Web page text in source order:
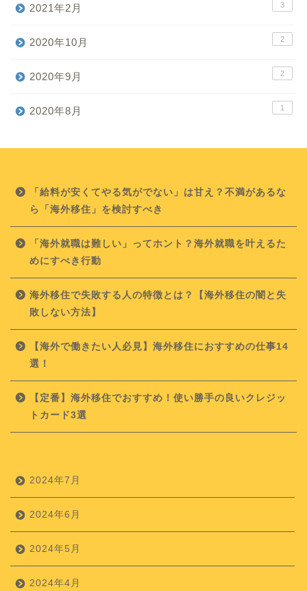
2021年2月 3
2020年10月 2
2020年9月 2
2020年8月 1
「給料が安くてやる気がでない」は甘え？不満があるな
ら「海外移住」を検討すべき
「海外就職は難しい」ってホント？海外就職を叶えるた
めにすべき行動
海外移住で失敗する人の特徴とは？【海外移住の闇と失
敗しない方法】
【海外で働きたい人必見】海外移住におすすめの仕事14
選！
【定番】海外移住でおすすめ！使い勝手の良いクレジッ
トカード3選
2024年7月
2024年6月
2024年5月
2024年4月